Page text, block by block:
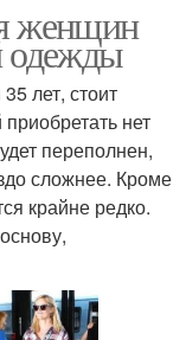
женщин
одежды
лет, стоит
нет
переполнен,
сложнее. Кроме
крайне редко.